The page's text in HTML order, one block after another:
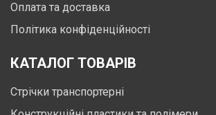
Оплата та доставка
Політика конфіденційності
КАТАЛОГ ТОВАРІВ
Стрічки транспортерні